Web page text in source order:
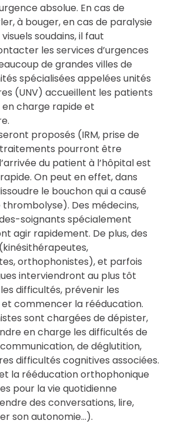
absolue. En cas de
à bouger, en cas de paralysie
soudains, il faut
les services d’urgences
de grandes villes de
spécialisées appelées unités
(UNV) accueillent les patients
en charge rapide et
proposés (IRM, prise de
pourront être
du patient à l’hôpital est
On peut en effet, dans
le bouchon qui a causé
thrombolyse). Des médecins,
soignants spécialement
agir rapidement. De plus, des
orthophonistes), et parfois
interviendront au plus tôt
difficultés, prévenir les
commencer la rééducation.
sont chargées de dépister,
en charge les difficultés de
de déglutition,
difficultés cognitives associées.
la rééducation orthophonique
pour la vie quotidienne
des conversations, lire,
son autonomie…).